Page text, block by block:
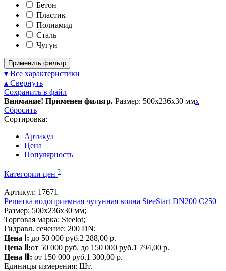
Бетон
Пластик
Полиамид
Сталь
Чугун
Применить фильтр
▾ Все характеристики
▴ Свернуть
Сохранить в файл
Внимание! Применен фильтр. Размер: 500х236х30 ммx
Сбросить
Сортировка:
Артикул
Цена
Популярность
Категории цен ?
Артикул: 17671
Решетка водоприемная чугунная волна SteeStart DN200 C250
Размер: 500х236х30 мм;
Торговая марка: Steelot;
Гидравл. сечение: 200 DN;
Цена Ⅰ: до 50 000 руб.2 288,00 р.
Цена Ⅱ:от 50 000 руб. до 150 000 руб.1 794,00 р.
Цена Ⅲ: от 150 000 руб.1 300,00 р.
Единицы измерения: Шт.